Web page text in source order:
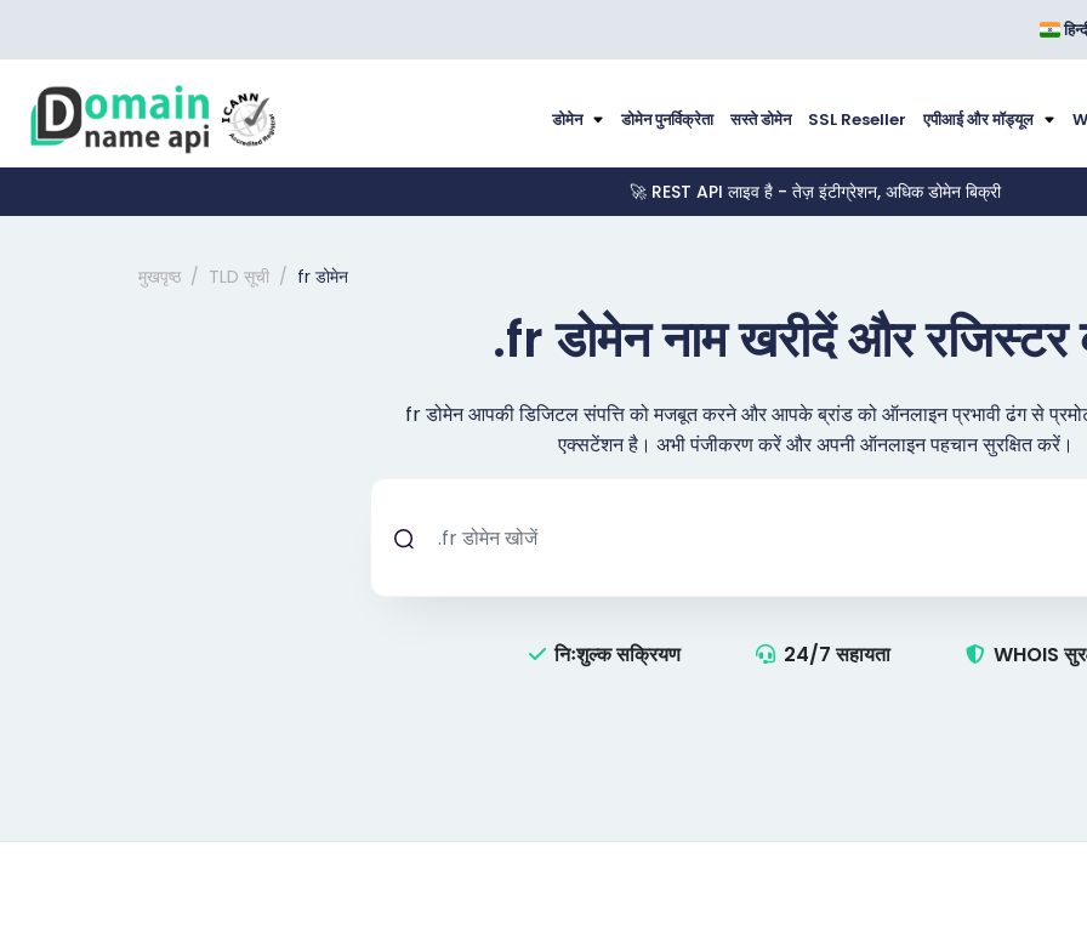
डोमेन डोमेन पुनर्विक्रेता सस्ते डोमेन SSL Reseller एपीआई और मॉड्यूल
🚀 REST API लाइव है - तेज़ इंटीग्रेशन, अधिक डोमेन बिक्री
मुखपृष्ठ TLD सूची fr डोमेन
.fr डोमेन नाम खरीदें और
fr डोमेन आपकी डिजिटल संपत्ति को मजबूत करने और आपके ब्रांड को ऑनलाइन प्रभावी ढंग से
एक्सटेंशन है। अभी पंजीकरण करें और अपनी ऑनलाइन पहचान सुरक्षित करें।
निःशुल्क सक्रियण 24/7 सहायता WHOIS